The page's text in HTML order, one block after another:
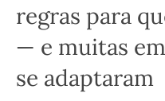
regras para
— e muitas
se adaptaram